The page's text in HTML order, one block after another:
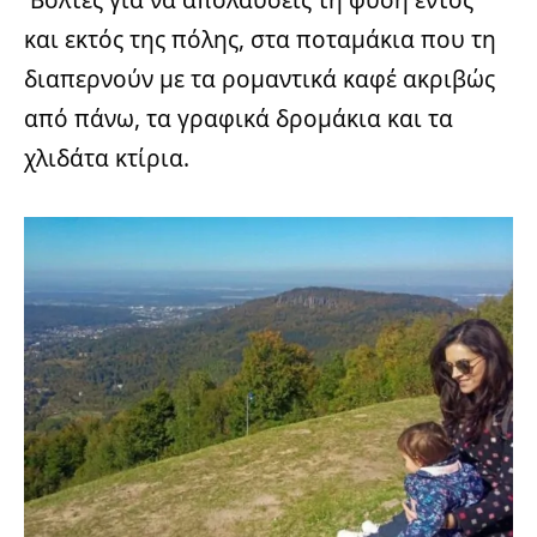
και εκτός της πόλης, στα ποταμάκια που τη
διαπερνούν με τα ρομαντικά καφέ ακριβώς
από πάνω, τα γραφικά δρομάκια και τα
χλιδάτα κτίρια.